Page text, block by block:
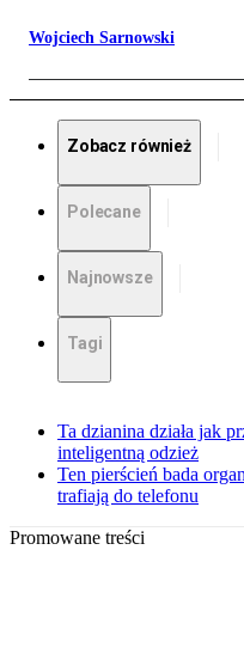
Wojciech Sarnowski
Zobacz również
Polecane
Najnowsze
Tagi
Ta dzianina działa jak
inteligentną odzież
Ten pierścień bada
trafiają do telefonu
Promowane treści